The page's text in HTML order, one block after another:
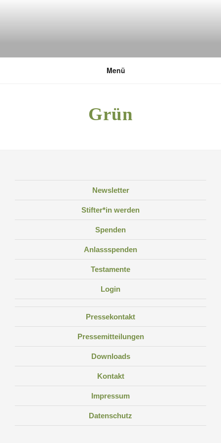
DEUTSCHE UMWELTSTIFTUNG
Menü
Grün
Newsletter
Stifter*in werden
Spenden
Anlassspenden
Testamente
Login
Pressekontakt
Pressemitteilungen
Downloads
Kontakt
Impressum
Datenschutz